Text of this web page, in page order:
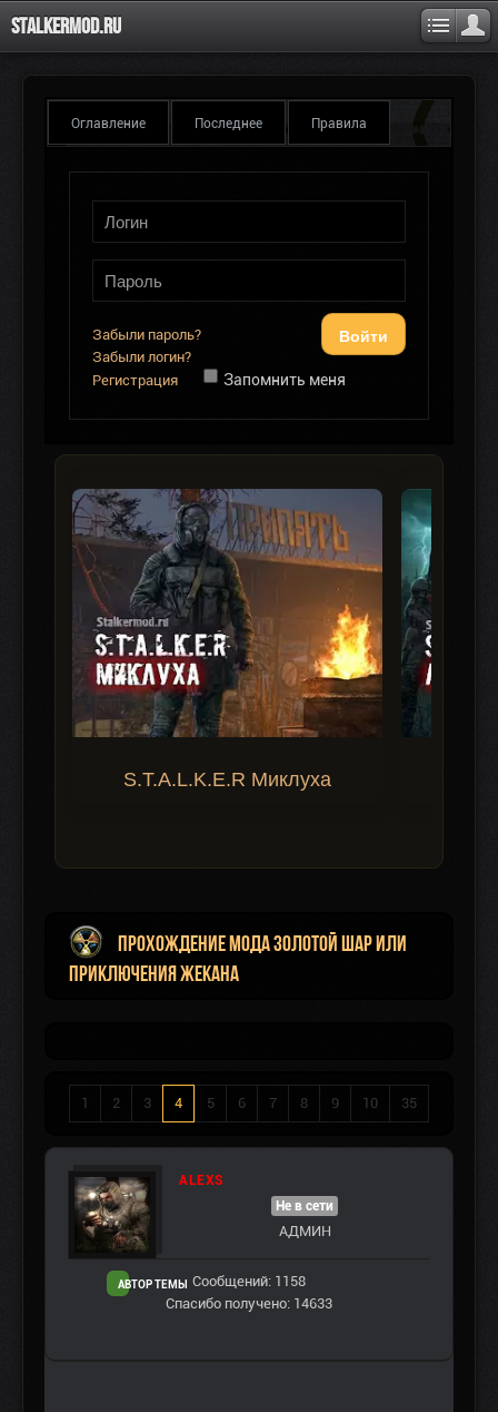
Stalkermod.ru
Оглавление Последнее Правила
Войти
Забыли пароль?
Забыли логин?
Регистрация
Запомнить меня
S.T.A.L.K.E.R Миклуха
Прохождение мода Золотой Шар или
Приключения Жекана
1 2 3 4 5 6 7 8 9 10 35
ALEXS
АВТОР ТЕМЫ
Не в сети
АДМИН
Сообщений: 1158
Спасибо получено: 14633